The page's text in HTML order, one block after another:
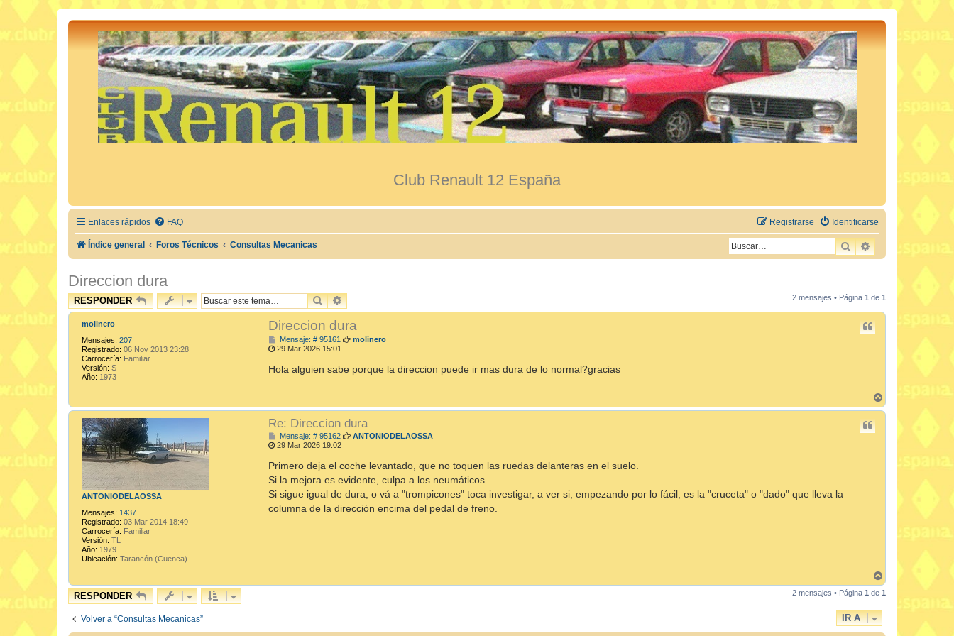
Club Renault 12 España
Enlaces rápidos FAQ Identificarse
Registrarse
Índice general Foros Técnicos Consultas Mecanicas BUSCARBÚSQUEDA
Direccion dura
RESPONDER BUSCARBÚSQUEDA AVANZADA 2 mensajes • Página 1 de 1
molinero
Mensajes: 207
Registrado: 06 Nov 2013 23:28
Carrocería: Familiar
Versión: S
Año: 1973
Direccion dura
Mensaje: # 95161 M
s
a
molinero
29 Mar 2026 15:01
Hola alguien sabe porque la direccion puede ir mas dura de lo normal?gracias
r
r
ANTONIODELAOSSA
Mensajes: 1437
Registrado: 03 Mar 2014 18:49
Carrocería: Familiar
Versión: TL
Año: 1979
Ubicación: Tarancón (Cuenca)
Re: Direccion dura
Mensaje: # 95162M
e
s
a
j
ANTONIODELAOSSA
29 Mar 2026 19:02
Primero deja el coche levantado, que no toquen las ruedas delanteras en el suelo.
Si la mejora es evidente, culpa a los neumáticos.
Si sigue igual de dura, o vá a "trompicones" toca investigar, a ver si, empezando por lo fácil, es la "cruceta" o "dado" que lleva la
columna de la dirección encima del pedal de freno.
r
r
RESPONDER 2 mensajes • Página 1 de 1
Volver a “Consultas Mecanicas” IR A